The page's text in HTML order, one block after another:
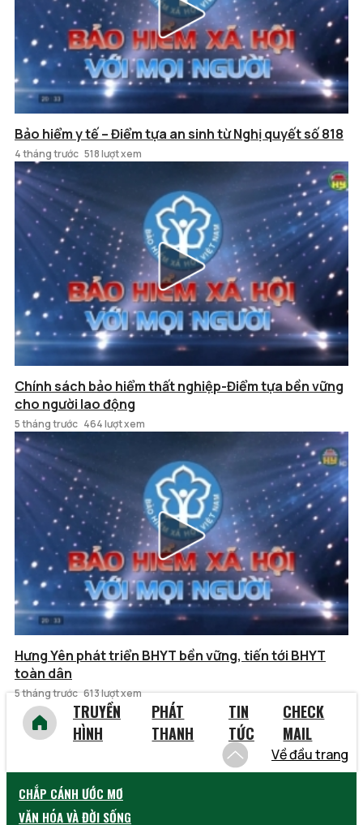
Bảo hiểm y tế – Điểm tựa an sinh từ Nghị quyết số 818
4 tháng trước 518 lượt xem
Chính sách bảo hiểm thất nghiệp-Điểm tựa bền vững
cho người lao động
5 tháng trước 464 lượt xem
Hưng Yên phát triển BHYT bền vững, tiến tới BHYT
toàn dân
5 tháng trước 613 lượt xem
TRUYỀN
HÌNH
PHÁT
THANH
TIN
TỨC
CHECK
MAIL
Về đầu trang
CHẮP CÁNH ƯỚC MƠ
VĂN HÓA VÀ ĐỜI SỐNG